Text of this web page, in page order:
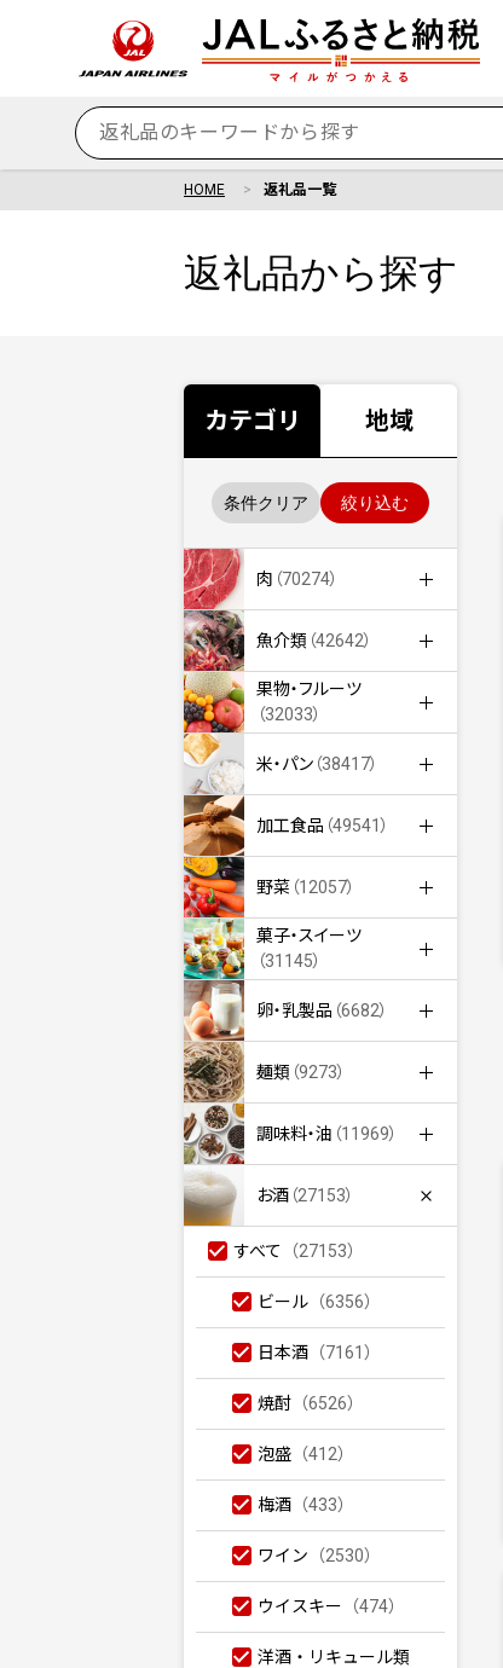
HOME 返礼品一覧
返礼品から探す
カテゴリ 地域
条件クリア 絞り込む
肉 （70274）
魚介類 （42642）
果物・フルーツ
（32033）
米・パン （38417）
加工食品 （49541）
野菜 （12057）
菓子・スイーツ
（31145）
卵・乳製品 （6682）
麺類 （9273）
調味料・油 （11969）
お酒 （27153）
すべて （27153）
ビール （6356）
日本酒 （7161）
焼酎 （6526）
泡盛 （412）
梅酒 （433）
ワイン （2530）
ウイスキー （474）
洋酒・リキュール類